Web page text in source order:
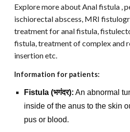
Explore more about Anal fistula ,
ischiorectal abscess, MRI
treatment for anal fistula,
fistula, treatment of complex and
insertion etc.
Information for patients:
Fistula (भगंदर): An abnormal
inside of the anus to the skin
pus or blood.